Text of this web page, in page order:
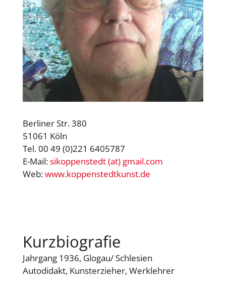
Berliner Str. 380
51061 Köln
Tel. 00 49 (0)221 6405787
E-Mail:sikoppenstedt (at) gmail.com
Web:www.koppenstedtkunst.de
Kurzbiografie
Jahrgang 1936, Glogau/ Schlesien
Autodidakt, Kunsterzieher, Werklehrer